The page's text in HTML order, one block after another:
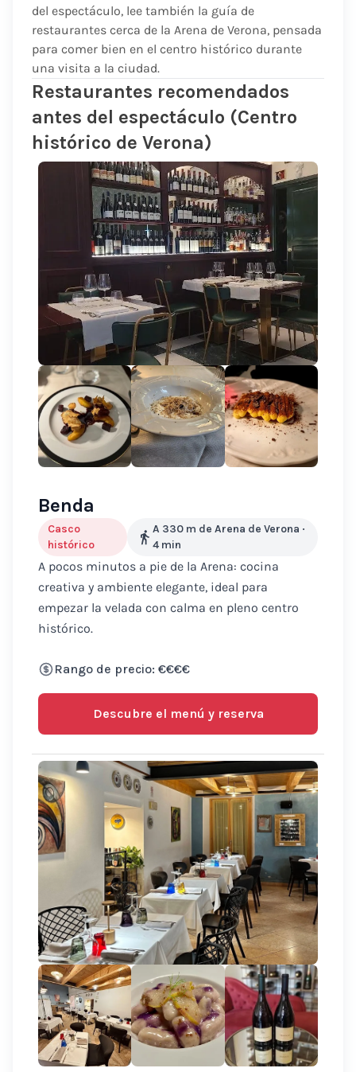
del espectáculo, lee también la guía de
restaurantes cerca de la Arena de Verona, pensada
para comer bien en el centro histórico durante
una visita a la ciudad.
Restaurantes recomendados
antes del espectáculo (Centro
histórico de Verona)
Benda
Casco
histórico
A 330 m de Arena de Verona ·
4 min
A pocos minutos a pie de la Arena: cocina
creativa y ambiente elegante, ideal para
empezar la velada con calma en pleno centro
histórico.
Rango de precio: €€€€
Descubre el menú y reserva